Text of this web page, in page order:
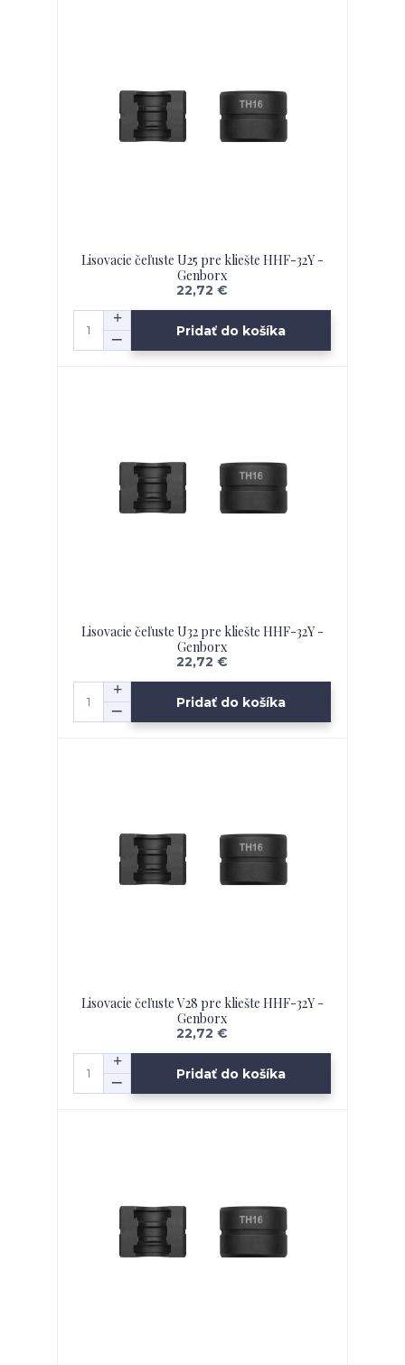
Lisovacie čeľuste U25 pre kliešte HHF-32Y -
Genborx
22,72 €
Pridať do košíka
Lisovacie čeľuste U32 pre kliešte HHF-32Y -
Genborx
22,72 €
Pridať do košíka
Lisovacie čeľuste V28 pre kliešte HHF-32Y -
Genborx
22,72 €
Pridať do košíka